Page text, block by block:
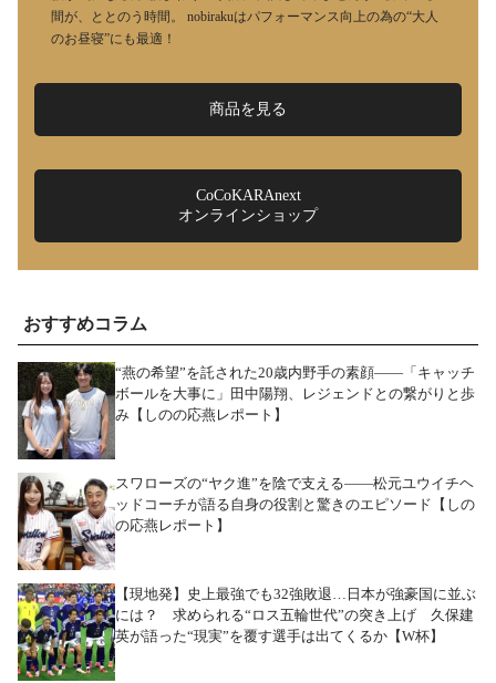
間が、ととのう時間。 nobirakuはパフォーマンス向上の為の“大人
のお昼寝”にも最適！
商品を見る
CoCoKARAnext
オンラインショップ
おすすめコラム
“燕の希望”を託された20歳内野手の素顔――「キャッチ
ボールを大事に」田中陽翔、レジェンドとの繋がりと歩
み【しのの応燕レポート】
スワローズの“ヤク進”を陰で支える――松元ユウイチヘ
ッドコーチが語る自身の役割と驚きのエピソード【しの
の応燕レポート】
【現地発】史上最強でも32強敗退…日本が強豪国に並ぶ
には？ 求められる“ロス五輪世代”の突き上げ 久保建
英が語った“現実”を覆す選手は出てくるか【W杯】